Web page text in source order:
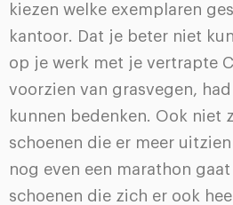
kiezen welke exemplaren
kantoor. Dat je beter niet
op je werk met je vertrapte
voorzien van grasvegen,
kunnen bedenken. Ook niet
schoenen die er meer
nog even een marathon
schoenen die zich er ook